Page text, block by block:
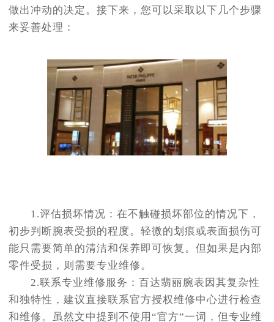
做出冲动的决定。接下来，您可以采取以下几个步骤
来妥善处理：
1.评估损坏情况：在不触碰损坏部位的情况下，
初步判断腕表受损的程度。轻微的划痕或表面损伤可
能只需要简单的清洁和保养即可恢复。但如果是内部
零件受损，则需要专业维修。
2.联系专业维修服务：百达翡丽腕表因其复杂性
和独特性，建议直接联系官方授权维修中心进行检查
和维修。虽然文中提到不使用“官方”一词，但专业维